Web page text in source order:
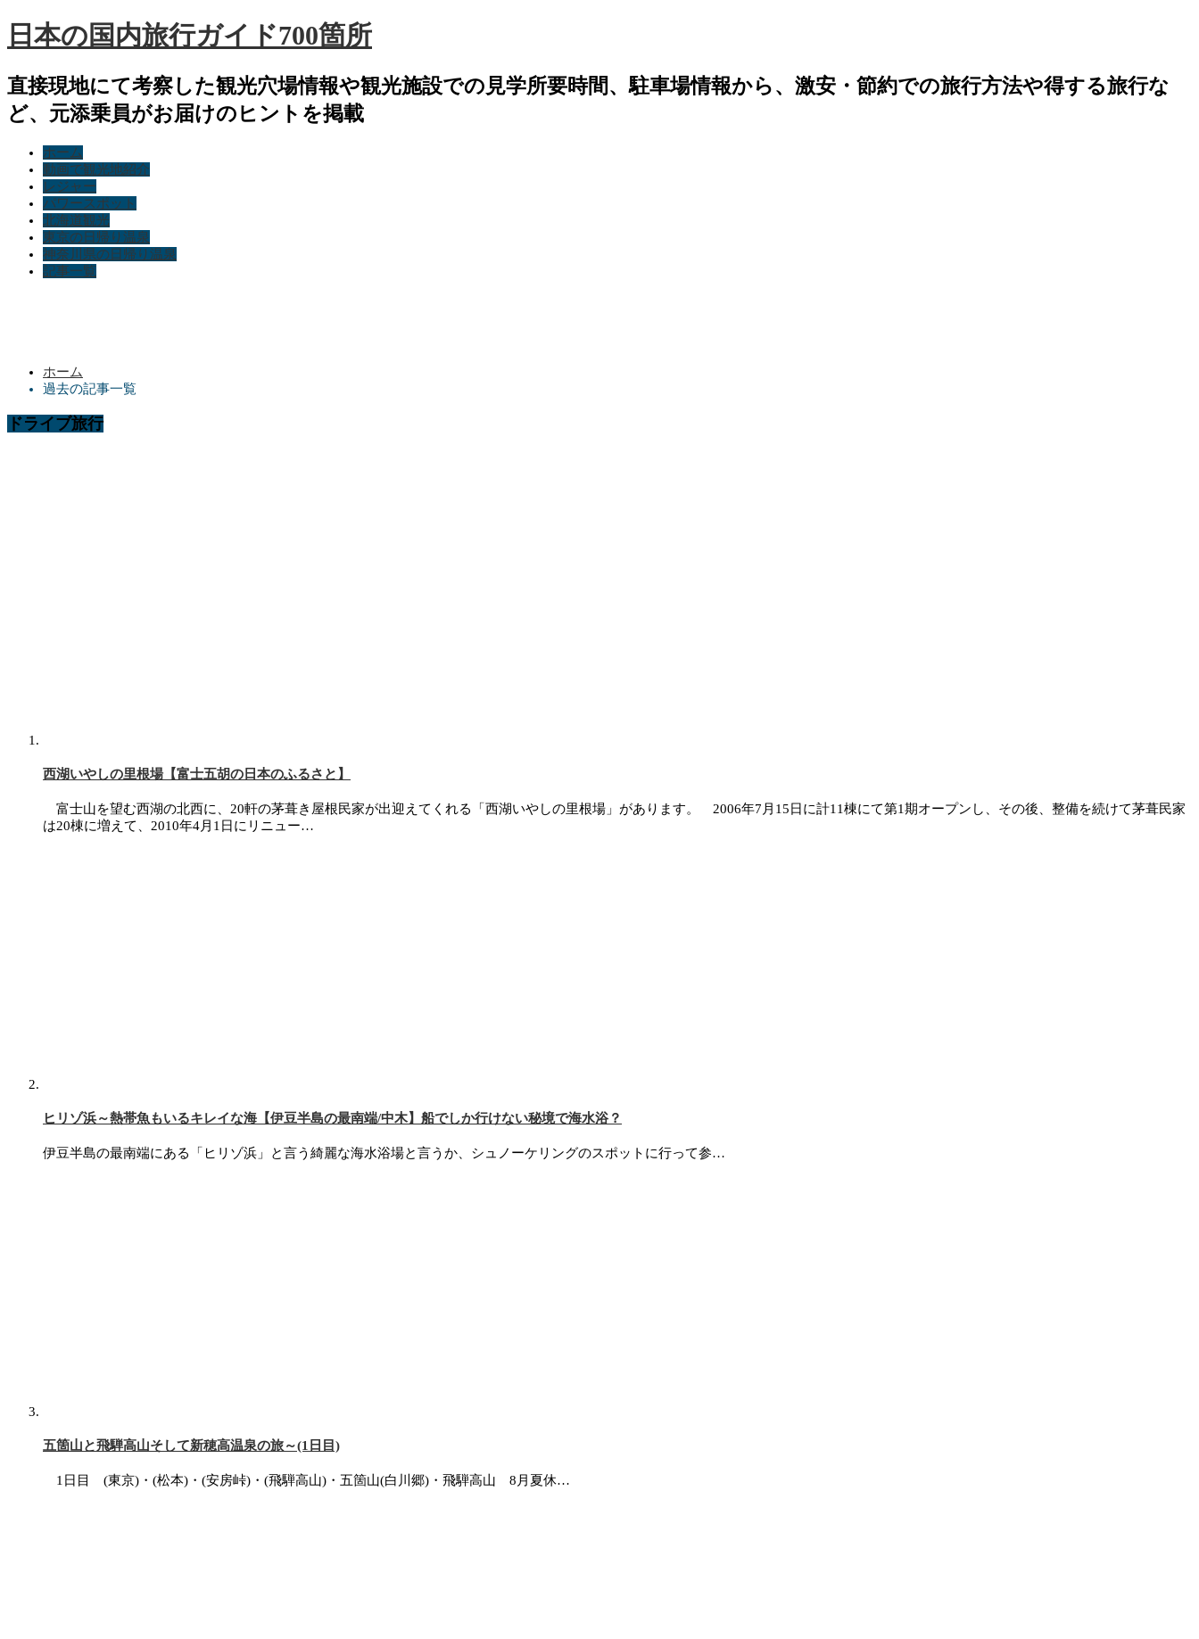
日本の国内旅行ガイド700箇所
直接現地にて考察した観光穴場情報や観光施設での見学所要時間、駐車場情報から、激安・節約での旅行方法や得する旅行な
ど、元添乗員がお届けのヒントを掲載
ホーム
動画で観光地紹介
レジャー
パワースポット
北海道観光
東京の日帰り温泉
神奈川県の日帰り温泉
記事一覧
ホーム
過去の記事一覧
ドライブ旅行
西湖いやしの里根場【富士五胡の日本のふるさと】
富士山を望む西湖の北西に、20軒の茅葺き屋根民家が出迎えてくれる「西湖いやしの里根場」があります。 2006年7月15日に計11棟にて第1期オープンし、その後、整備を続けて茅葺民家
は20棟に増えて、2010年4月1日にリニュー…
ヒリゾ浜～熱帯魚もいるキレイな海【伊豆半島の最南端/中木】船でしか行けない秘境で海水浴？
伊豆半島の最南端にある「ヒリゾ浜」と言う綺麗な海水浴場と言うか、シュノーケリングのスポットに行って参…
五箇山と飛騨高山そして新穂高温泉の旅～(1日目)
1日目 (東京)・(松本)・(安房峠)・(飛騨高山)・五箇山(白川郷)・飛騨高山 8月夏休…